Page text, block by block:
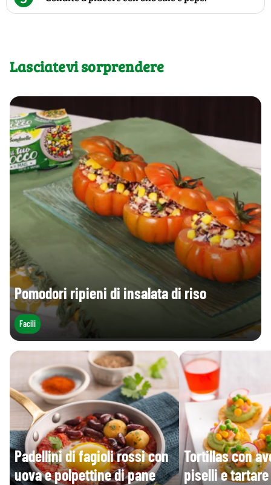
Lasciatevi sorprendere
Pomodori ripieni di insalata di riso
Facili
Padellini di fagioli rossi con
uova e polpettine di pane
Tortillas con
piselli e